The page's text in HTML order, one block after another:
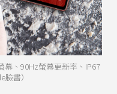
幕、90Hz螢幕更新率、IP67
書）